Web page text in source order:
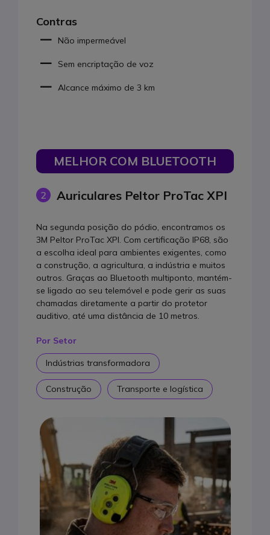
Contras
Não impermeável
Sem encriptação de voz
Alcance máximo de 3 km
MELHOR COM BLUETOOTH
2 Auriculares Peltor ProTac XPI
Na segunda posição do pódio, encontramos os
3M Peltor ProTac XPI. Com certificação IP68, são
a escolha ideal para ambientes exigentes, como
a construção, a agricultura, a indústria e muitos
outros. Graças ao Bluetooth multiponto, mantém-
se ligado ao seu telemóvel e pode gerir as suas
chamadas diretamente a partir do protetor
auditivo, até uma distância de 10 metros.
Por Setor
Indústrias transformadora
Construção Transporte e logística